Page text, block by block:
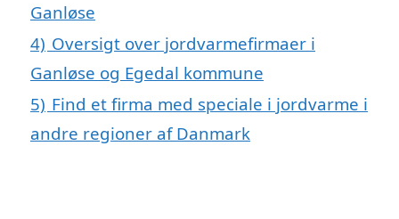
Ganløse
4) Oversigt over jordvarmefirmaer i
Ganløse og Egedal kommune
5) Find et firma med speciale i jordvarme i
andre regioner af Danmark